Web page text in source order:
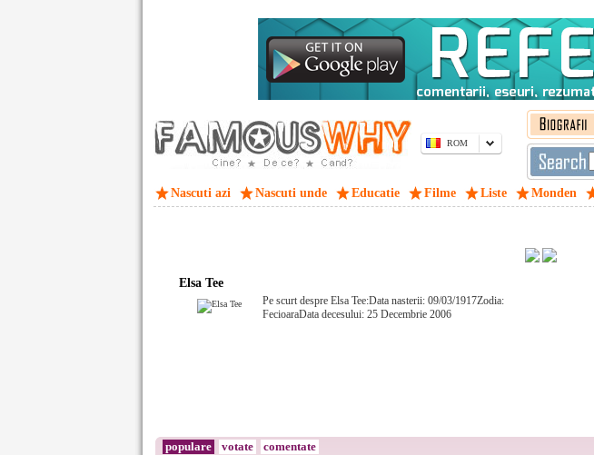
ROM
Nascuti azi Nascuti unde Educatie Filme Liste Monden
Elsa Tee
Pe scurt despre Elsa Tee:Data nasterii: 09/03/1917Zodia:
FecioaraData decesului: 25 Decembrie 2006
populare votate comentate